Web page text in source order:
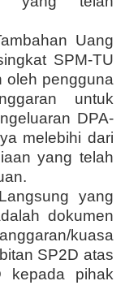
Uang
SPM-TU
oleh pengguna
untuk
DPA-
melebihi dari
yang telah
yang
dokumen
kuasa
SP2D atas
kepada pihak